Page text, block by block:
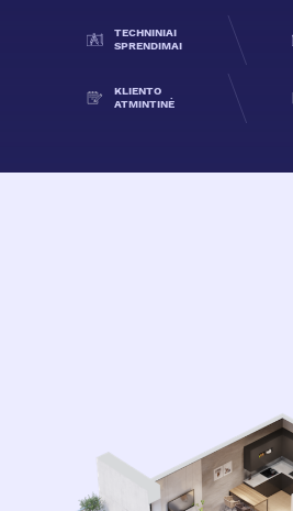
TECHNINIAI
SPRENDIMAI
KLIENTO
ATMINTINĖ